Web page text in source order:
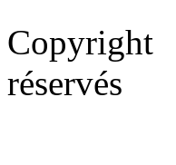
réservés